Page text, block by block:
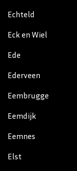
Echteld
Eck en Wiel
Ede
Ederveen
Eembrugge
Eemdijk
Eemnes
Elst